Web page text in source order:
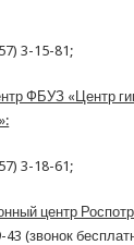
3-15-81;
ФБУЗ «Центр
3-18-61;
центр
(звонок